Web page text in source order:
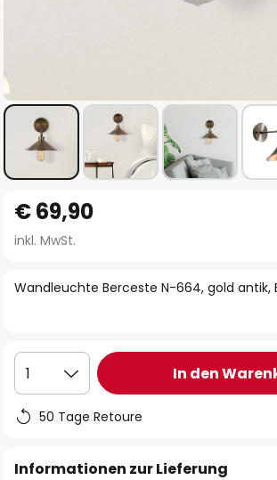
Anfang
der
springen
Wandleuchte Berceste N-664, gold antik,
€ 69,90
inkl. MwSt.
1 In den
50 Tage Retoure
Informationen zur Lieferung